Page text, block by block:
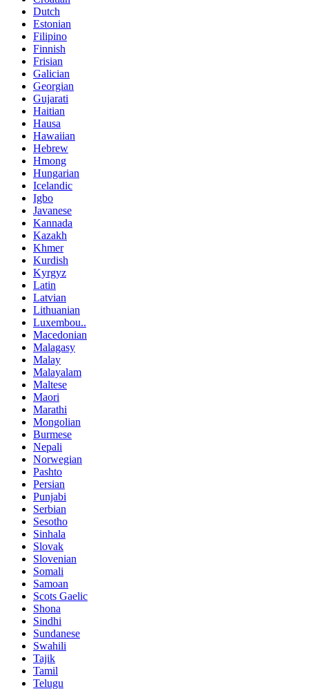
Dutch
Estonian
Filipino
Finnish
Frisian
Galician
Georgian
Gujarati
Haitian
Hausa
Hawaiian
Hebrew
Hmong
Hungarian
Icelandic
Igbo
Javanese
Kannada
Kazakh
Khmer
Kurdish
Kyrgyz
Latin
Latvian
Lithuanian
Luxembou..
Macedonian
Malagasy
Malay
Malayalam
Maltese
Maori
Marathi
Mongolian
Burmese
Nepali
Norwegian
Pashto
Persian
Punjabi
Serbian
Sesotho
Sinhala
Slovak
Slovenian
Somali
Samoan
Scots Gaelic
Shona
Sindhi
Sundanese
Swahili
Tajik
Tamil
Telugu